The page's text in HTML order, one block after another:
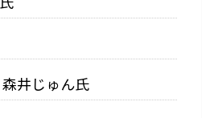
井じゅん氏